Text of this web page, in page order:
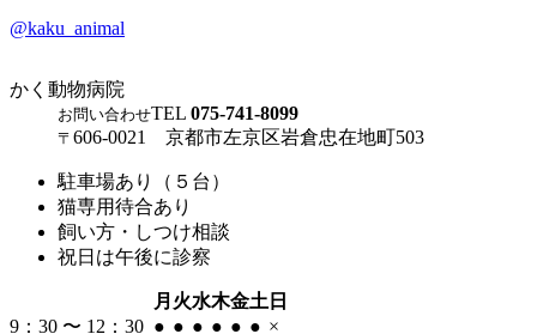
@kaku_animal
かく動物病院
お問い合わせTEL 075-741-8099
〒 606-0021 京都市左京区岩倉忠在地町503
駐車場あり（５台）
猫専用待合あり
飼い方・しつけ相談
祝日は午後に診察
月 火水木金土 日
9：30 〜 12：30 ● ● ● ● ● ● ×